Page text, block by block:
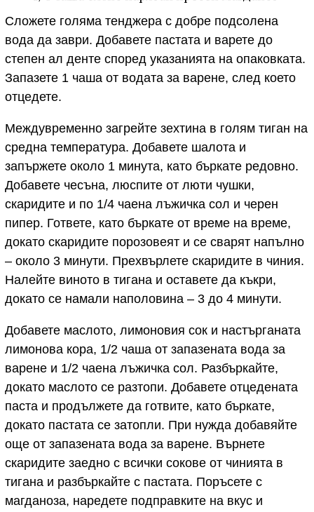
Сложете голяма тенджера с добре подсолена
вода да заври. Добавете пастата и варете до
степен ал денте според указанията на опаковката.
Запазете 1 чаша от водата за варене, след което
отцедете.
Междувременно загрейте зехтина в голям тиган на
средна температура. Добавете шалота и
запържете около 1 минута, като бъркате редовно.
Добавете чесъна, люспите от люти чушки,
скаридите и по 1/4 чаена лъжичка сол и черен
пипер. Гответе, като бъркате от време на време,
докато скаридите порозовеят и се сварят напълно
– около 3 минути. Прехвърлете скаридите в чиния.
Налейте виното в тигана и оставете да къкри,
докато се намали наполовина – 3 до 4 минути.
Добавете маслото, лимоновия сок и настърганата
лимонова кора, 1/2 чаша от запазената вода за
варене и 1/2 чаена лъжичка сол. Разбъркайте,
докато маслото се разтопи. Добавете отцедената
паста и продължете да готвите, като бъркате,
докато пастата се затопли. При нужда добавяйте
още от запазената вода за варене. Върнете
скаридите заедно с всички сокове от чинията в
тигана и разбъркайте с пастата. Поръсете с
магданоза, наредете подправките на вкус и